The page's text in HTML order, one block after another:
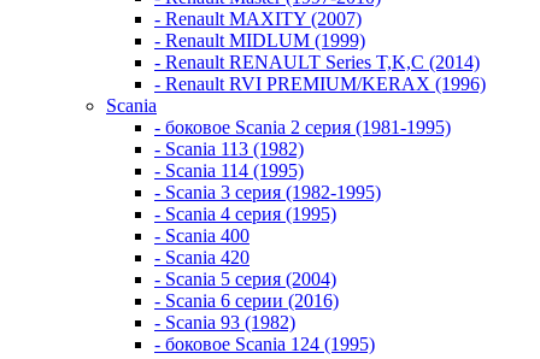
- Renault MAXITY (2007)
- Renault MIDLUM (1999)
- Renault RENAULT Series T,K,C (2014)
- Renault RVI PREMIUM/KERAX (1996)
Scania
- боковое Scania 2 серия (1981-1995)
- Scania 113 (1982)
- Scania 114 (1995)
- Scania 3 серия (1982-1995)
- Scania 4 серия (1995)
- Scania 400
- Scania 420
- Scania 5 серия (2004)
- Scania 6 серии (2016)
- Scania 93 (1982)
- боковое Scania 124 (1995)